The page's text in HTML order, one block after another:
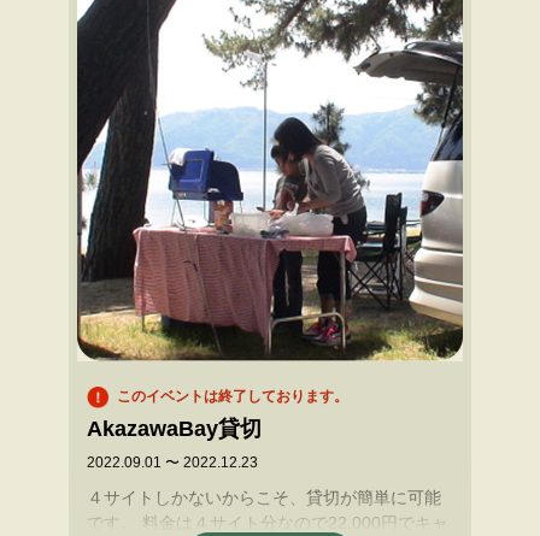
このイベントは終了しております。
AkazawaBay貸切
2022.09.01 〜 2022.12.23
４サイトしかないからこそ、貸切が簡単に可能
です。 料金は４サイト分なので22,000円でキャ